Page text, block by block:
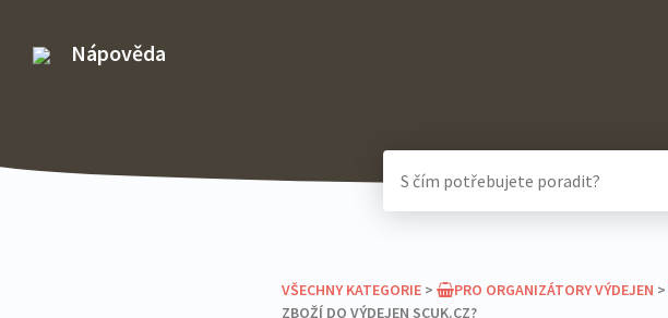
Nápověda
VŠECHNY KATEGORIE​ > ​ ​PRO ORGANIZÁTORY VÝDEJEN ​ > ​
ZBOŽÍ DO VÝDEJEN SCUK.CZ?